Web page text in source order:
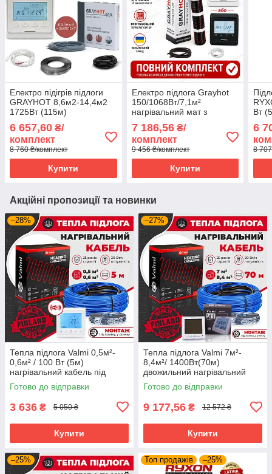
Електро підігрів підлоги
GRAYHOT 8,6м2-14,4м2
1725Вт (115м)
програмованим
терморегулятором E51
6 657,60 ₴/
комплект
8 760 ₴/комплект
Купити
Електро підлога Grayhot
150/1068Вт/7,1м²
нагрівальний мат з
терморегулятором E51
7 186,56₴/
комплект
9 456 ₴/комплект
Купити
Вт
6
8
Акційні пропозиції та новинки
–28%
Тепла підлога Valmi 0,5м²-
0,6м² / 100 Вт (5м)
нагрівальний кабель під
плитку 20 Вт/м з
терморегулятором TWE02
Готово до відправки
3 636 ₴ 5 050 ₴
Купити
–27%
Тепла підлога Valmi 7м²-
8,4м²/ 1400Вт(70м)
двожильний нагрівальний
кабель 20 Вт/м з
терморегулятором Valmi P30
Готово до відправки
9 177,56 ₴ 12 572 ₴
Купити
–25% Топ продажів –25%